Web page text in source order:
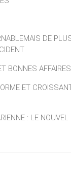
DE
BONNES
ET
: LE NOUVEL